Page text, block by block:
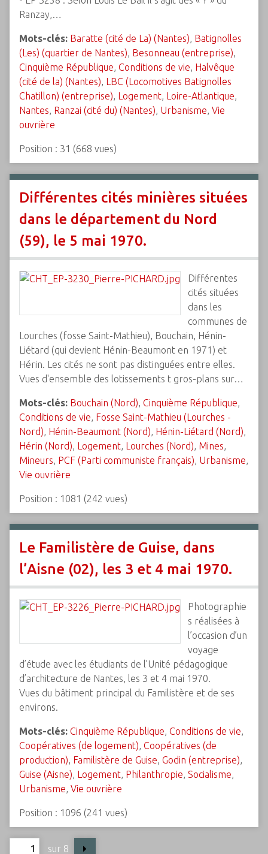
Ranzay,…
Mots-clés: Baratte (cité de La) (Nantes), Batignolles
(Les) (quartier de Nantes), Besonneau (entreprise),
Cinquième République, Conditions de vie, Halvêque
(cité de la) (Nantes), LBC (Locomotives Batignolles
Chatillon) (entreprise), Logement, Loire-Atlantique,
Nantes, Ranzai (cité du) (Nantes), Urbanisme, Vie
ouvrière
Position : 31 (668 vues)
Différentes cités minières situées
dans le département du Nord
(59), le 5 mai 1970.
Différentes
cités situées
dans les
communes de
Lourches (fosse Saint-Mathieu), Bouchain, Hénin-
Liétard (qui devient Hénin-Beaumont en 1971) et
Hérin. Les cités ne sont pas distinguées entre elles.
Vues d'ensemble des lotissements t gros-plans sur…
Mots-clés: Bouchain (Nord), Cinquième République,
Conditions de vie, Fosse Saint-Mathieu (Lourches -
Nord), Hénin-Beaumont (Nord), Hénin-Liétard (Nord),
Hérin (Nord), Logement, Lourches (Nord), Mines,
Mineurs, PCF (Parti communiste français), Urbanisme,
Vie ouvrière
Position : 1081 (242 vues)
Le Familistère de Guise, dans
l’Aisne (02), les 3 et 4 mai 1970.
Photographie
s réalisées à
l’occasion d’un
voyage
d’étude avec les étudiants de l’Unité pédagogique
d’architecture de Nantes, les 3 et 4 mai 1970.
Vues du bâtiment principal du Familistère et de ses
environs.
Mots-clés: Cinquième République, Conditions de vie,
Coopératives (de logement), Coopératives (de
production), Familistère de Guise, Godin (entreprise),
Guise (Aisne), Logement, Philanthropie, Socialisme,
Urbanisme, Vie ouvrière
Position : 1096 (241 vues)
sur 8